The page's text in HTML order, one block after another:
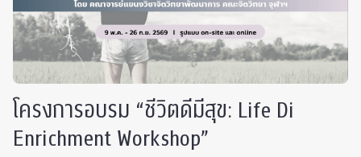
โครงการอบรม “ชีวิตดีมีสุข: Life Di
Enrichment Workshop”